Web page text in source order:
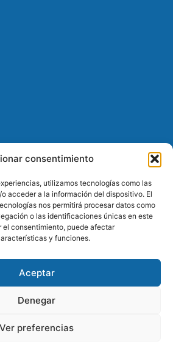
consentimiento
utilizamos tecnologías como las
acceder a la información del dispositivo. El
nos permitirá procesar datos como
o las identificaciones únicas en este
el consentimiento, puede afectar
y funciones.
Aceptar
Denegar
Ver preferencias